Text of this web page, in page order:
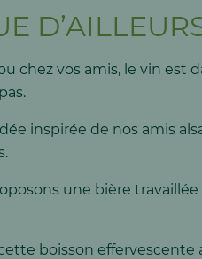
chez vos amis, le vin
inspirée de nos amis
une bière
boisson